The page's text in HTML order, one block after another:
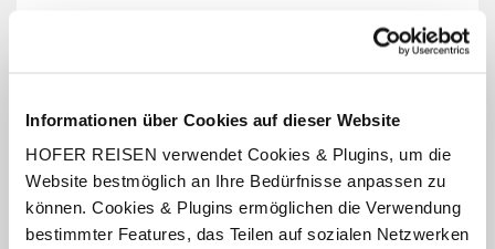
Informationen über Cookies auf dieser Website
HOFER REISEN verwendet Cookies & Plugins, um die
Website bestmöglich an Ihre Bedürfnisse anpassen zu
können. Cookies & Plugins ermöglichen die Verwendung
bestimmter Features, das Teilen auf sozialen Netzwerken
INKLUSIV-LEISTUNGEN
3 – 7 x Übernachtung im La Limonaia
Verpflegung: ohne Verpflegung oder Halbpension mit
Frühstücksbuffet, abends 3-Gang-Menü inkl. Salatbuffet